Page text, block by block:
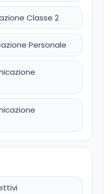
Classe 2
Personale